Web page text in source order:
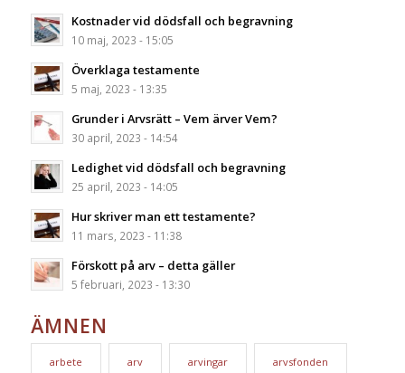
Kostnader vid dödsfall och begravning
10 maj, 2023 - 15:05
Överklaga testamente
5 maj, 2023 - 13:35
Grunder i Arvsrätt – Vem ärver Vem?
30 april, 2023 - 14:54
Ledighet vid dödsfall och begravning
25 april, 2023 - 14:05
Hur skriver man ett testamente?
11 mars, 2023 - 11:38
Förskott på arv – detta gäller
5 februari, 2023 - 13:30
ÄMNEN
arbete arv arvingar arvsfonden